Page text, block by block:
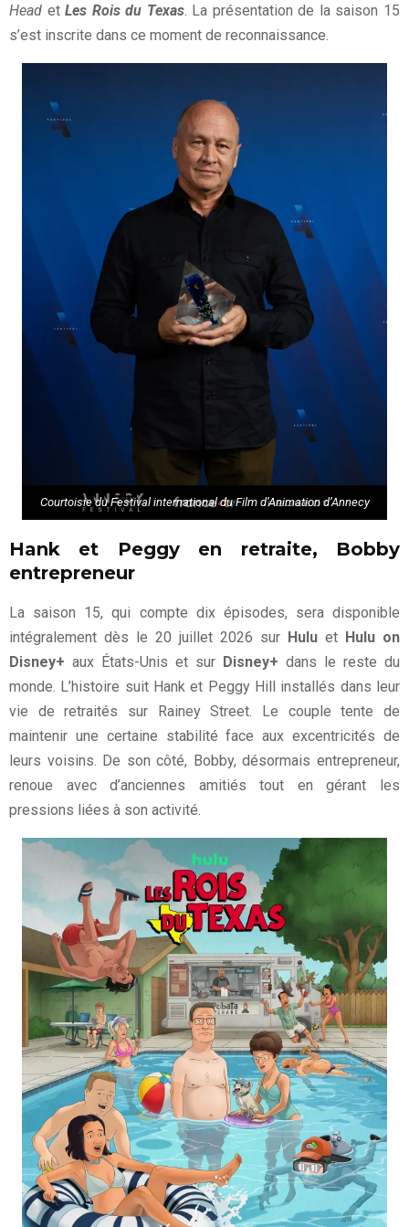
Head etLes Rois du Texas. La présentation de la saison 15
s’est inscrite dans ce moment de reconnaissance.
Courtoisie du Festival international du Film d’Animation d’Annecy
Hank et Peggy en retraite, Bobby
entrepreneur
La saison 15, qui compte dix épisodes, sera disponible
intégralement dès le 20 juillet 2026 sur Hulu et Hulu on
Disney+ aux États-Unis et sur Disney+ dans le reste du
monde. L’histoire suit Hank et Peggy Hill installés dans leur
vie de retraités sur Rainey Street. Le couple tente de
maintenir une certaine stabilité face aux excentricités de
leurs voisins. De son côté, Bobby, désormais entrepreneur,
renoue avec d’anciennes amitiés tout en gérant les
pressions liées à son activité.